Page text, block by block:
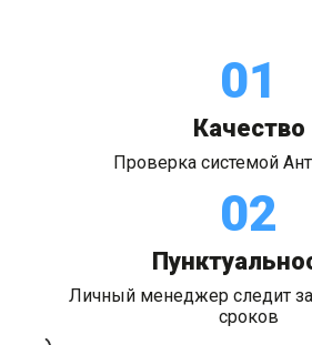
01
Качество
Проверка системой
02
Личный менеджер следит
сроков